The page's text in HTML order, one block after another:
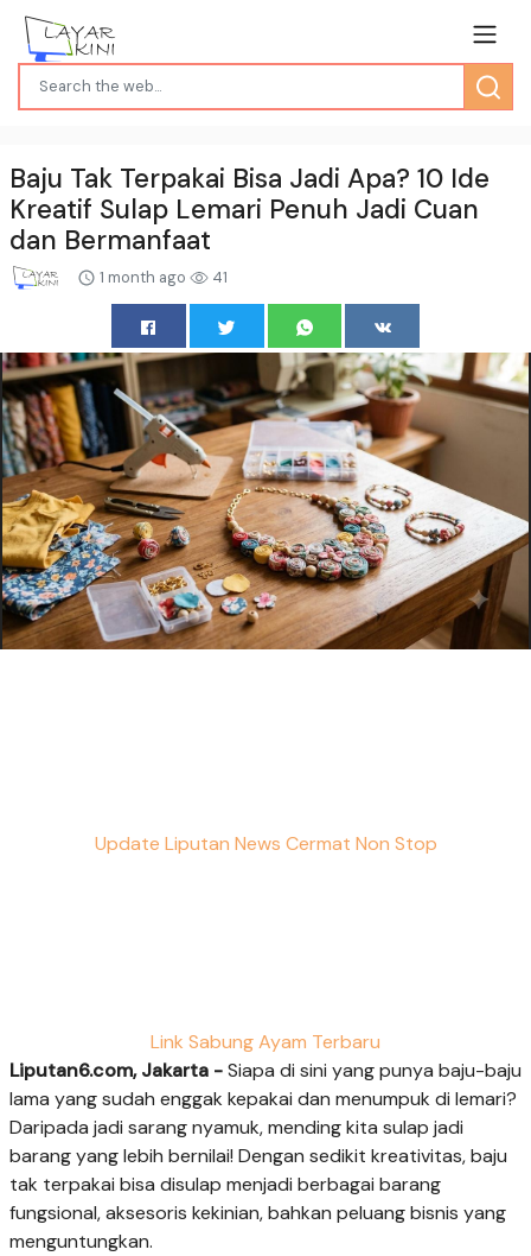
Baju Tak Terpakai Bisa Jadi Apa? 10 Ide
Kreatif Sulap Lemari Penuh Jadi Cuan
dan Bermanfaat
1 month ago 41
Update Liputan News Cermat Non Stop
Link Sabung Ayam Terbaru
Liputan6.com, Jakarta -Siapa di sini yang punya baju-baju
lama yang sudah enggak kepakai dan menumpuk di lemari?
Daripada jadi sarang nyamuk, mending kita sulap jadi
barang yang lebih bernilai! Dengan sedikit kreativitas, baju
tak terpakai bisa disulap menjadi berbagai barang
fungsional, aksesoris kekinian, bahkan peluang bisnis yang
menguntungkan.